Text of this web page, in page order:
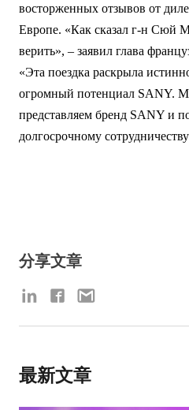
восторженных отзывов от
Европе. «Как сказал г-н Сюй
верить», – заявил глава
«Эта поездка раскрыла
огромный потенциал SANY.
представляем бренд SANY и
долгосрочному
分享文章
最新文章